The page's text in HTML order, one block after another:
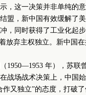
这一决策并非单纯的意
，新中国有效缓解了
，同时获得了工业化起
弃主权独立。新中国在
年），苏联曾
战场战术决策上，中国
又独立”的态度，打破